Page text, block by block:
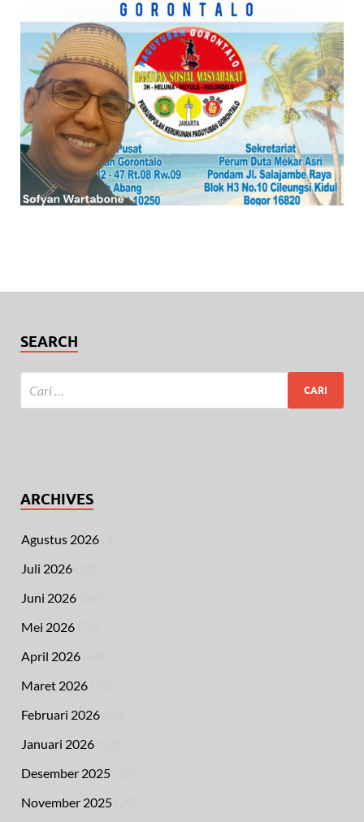
SEARCH
ARCHIVES
Agustus 2026
Juli 2026
Juni 2026
Mei 2026
April 2026
Maret 2026
Februari 2026
Januari 2026
Desember 2025
November 2025